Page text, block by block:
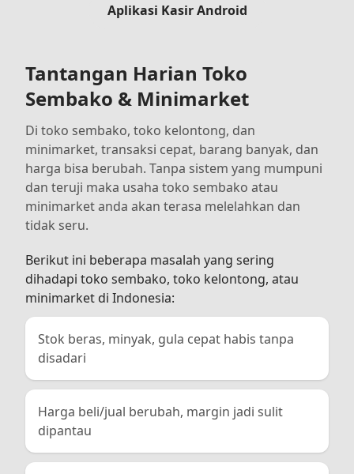
Aplikasi Kasir Android
Tantangan Harian Toko
Sembako & Minimarket
Di toko sembako, toko kelontong, dan
minimarket, transaksi cepat, barang banyak, dan
harga bisa berubah. Tanpa sistem yang mumpuni
dan teruji maka usaha toko sembako atau
minimarket anda akan terasa melelahkan dan
tidak seru.
Berikut ini beberapa masalah yang sering
dihadapi toko sembako, toko kelontong, atau
minimarket di Indonesia:
Stok beras, minyak, gula cepat habis tanpa
disadari
Harga beli/jual berubah, margin jadi sulit
dipantau